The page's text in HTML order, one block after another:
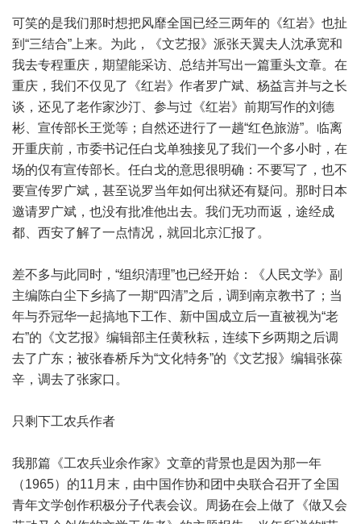
可笑的是我们那时想把风靡全国已经三两年的《红岩》也扯
到“三结合”上来。为此，《文艺报》派张天翼夫人沈承宽和
我去专程重庆，期望能采访、总结并写出一篇重头文章。在
重庆，我们不仅见了《红岩》作者罗广斌、杨益言并与之长
谈，还见了老作家沙汀、参与过《红岩》前期写作的刘德
彬、宣传部长王觉等；自然还进行了一趟“红色旅游”。临离
开重庆前，市委书记任白戈单独接见了我们一个多小时，在
场的仅有宣传部长。任白戈的意思很明确：不要写了，也不
要宣传罗广斌，甚至说罗当年如何出狱还有疑问。那时日本
邀请罗广斌，也没有批准他出去。我们无功而返，途经成
都、西安了解了一点情况，就回北京汇报了。
差不多与此同时，“组织清理”也已经开始：《人民文学》副
主编陈白尘下乡搞了一期“四清”之后，调到南京教书了；当
年与乔冠华一起搞地下工作、新中国成立后一直被视为“老
右”的《文艺报》编辑部主任黄秋耘，连续下乡两期之后调
去了广东；被张春桥斥为“文化特务”的《文艺报》编辑张葆
辛，调去了张家口。
只剩下工农兵作者
我那篇《工农兵业余作家》文章的背景也是因为那一年
（1965）的11月末，由中国作协和团中央联合召开了全国
青年文学创作积极分子代表会议。周扬在会上做了《做又会